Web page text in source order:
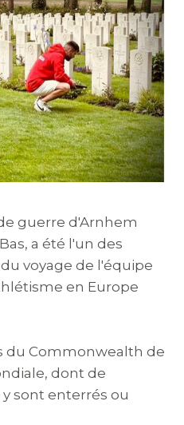
guerre d'Arnhem
a été l'un des
voyage de l'équipe
en Europe
du Commonwealth de
dont de
sont enterrés ou